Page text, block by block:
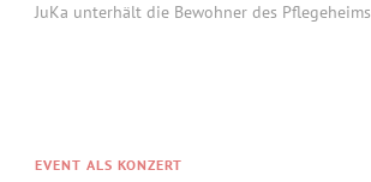
JuKa unterhält die Bewohner des Pflegeheims
EVENT ALS KONZERT